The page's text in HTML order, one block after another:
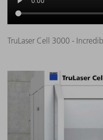
TruLaser Cell 3000 -